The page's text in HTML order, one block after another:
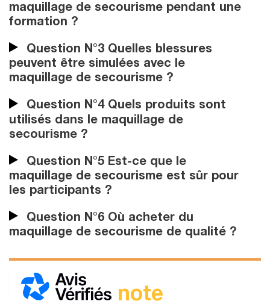
maquillage de secourisme pendant une
formation ?
Question N°3 Quelles blessures
peuvent être simulées avec le
maquillage de secourisme ?
Question N°4 Quels produits sont
utilisés dans le maquillage de
secourisme ?
Question N°5 Est-ce que le
maquillage de secourisme est sûr pour
les participants ?
Question N°6 Où acheter du
maquillage de secourisme de qualité ?
note